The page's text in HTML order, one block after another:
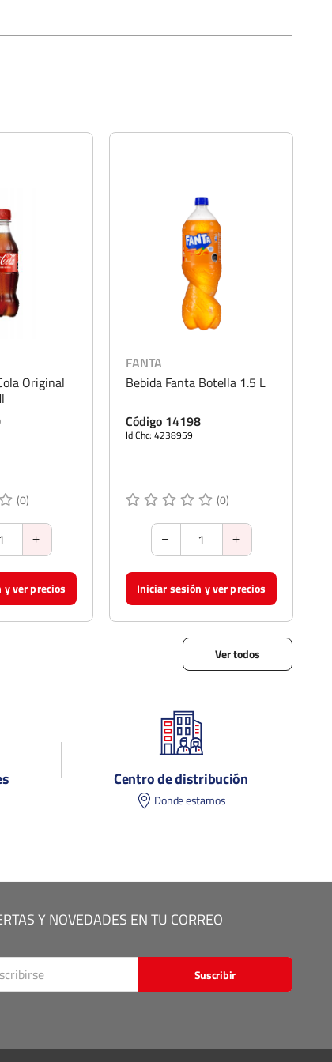
Original
(0)
ver precios
FANTA
Bebida Fanta Botella 1.5 L
Código 14198
Id Chc: 4238959
(0)
Iniciar sesión y ver precios
Ver todos
Centro de distribución
Donde estamos
Y NOVEDADES EN TU CORREO
Suscribir